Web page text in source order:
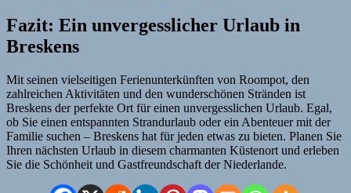
Fazit: Ein unvergesslicher Urlaub in
Breskens
Mit seinen vielseitigen Ferienunterkünften von Roompot, den
zahlreichen Aktivitäten und den wunderschönen Stränden ist
Breskens der perfekte Ort für einen unvergesslichen Urlaub. Egal,
ob Sie einen entspannten Strandurlaub oder ein Abenteuer mit der
Familie suchen – Breskens hat für jeden etwas zu bieten. Planen Sie
Ihren nächsten Urlaub in diesem charmanten Küstenort und erleben
Sie die Schönheit und Gastfreundschaft der Niederlande.